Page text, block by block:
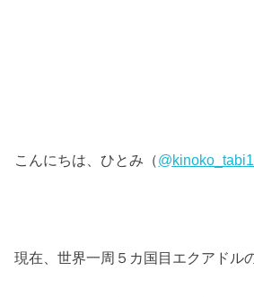
こんにちは、ひとみ（
現在、世界一周５カ国目エクアドル